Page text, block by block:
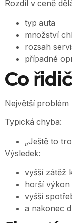
Rozdíl v ceně
typ auta
množství
rozsah
případné
Co
Největší problém
Typická chyba:
„Ještě to
Výsledek:
vyšší zátěž
horší výkon
vyšší
a nakonec